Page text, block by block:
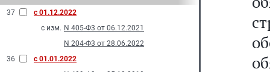
37
с 01.12.2022
с изм. N 405-Ф3 от 06.12.2021
N 204-Ф3 от 28.06.2022
36
с 01.01.2022